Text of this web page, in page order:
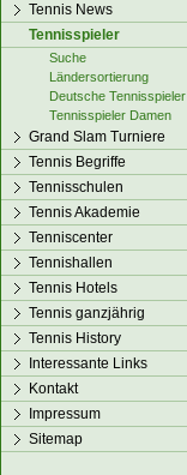
Tennis News
Tennisspieler
Suche
Ländersortierung
Deutsche Tennisspieler
Tennisspieler Damen
Grand Slam Turniere
Tennis Begriffe
Tennisschulen
Tennis Akademie
Tenniscenter
Tennishallen
Tennis Hotels
Tennis ganzjährig
Tennis History
Interessante Links
Kontakt
Impressum
Sitemap